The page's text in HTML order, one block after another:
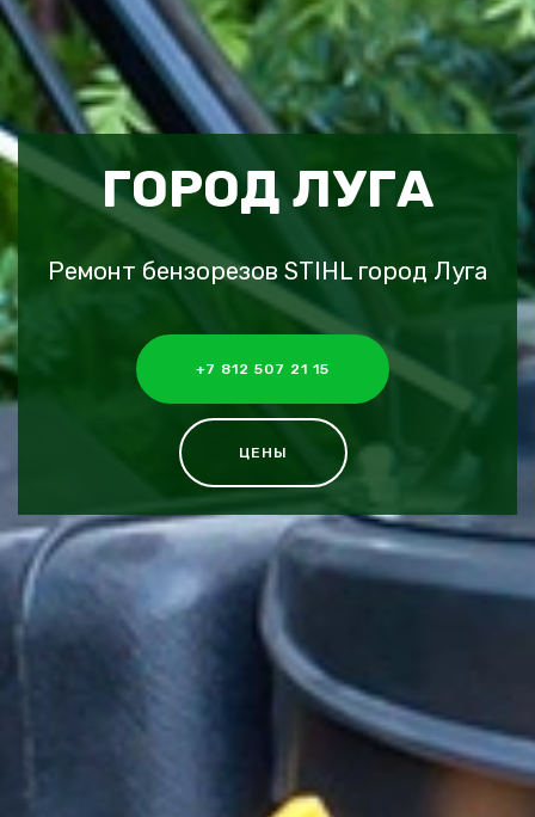
ГОРОД ЛУГА
Ремонт бензорезов STIHL город Луга
+7 812 507 21 15
ЦЕНЫ